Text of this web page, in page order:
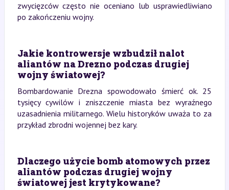
zwycięzców często nie oceniano lub usprawiedliwiano
po zakończeniu wojny.
Jakie kontrowersje wzbudził nalot
aliantów na Drezno podczas drugiej
wojny światowej?
Bombardowanie Drezna spowodowało śmierć ok. 25
tysięcy cywilów i zniszczenie miasta bez wyraźnego
uzasadnienia militarnego. Wielu historyków uważa to za
przykład zbrodni wojennej bez kary.
Dlaczego użycie bomb atomowych przez
aliantów podczas drugiej wojny
światowej jest krytykowane?